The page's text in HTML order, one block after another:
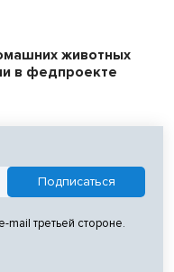
животных
в федпроекте
mail третьей стороне.